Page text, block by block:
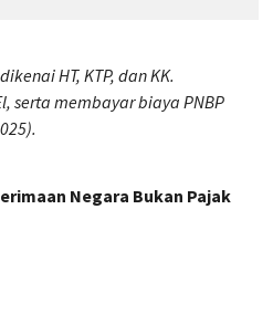
HT, KTP, dan KK.
serta membayar biaya PNBP
Negara Bukan Pajak